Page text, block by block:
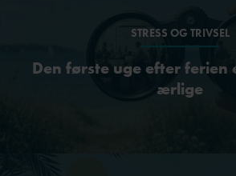
STRESS OG TRIVSEL
Den første uge efter ferien
ærlige